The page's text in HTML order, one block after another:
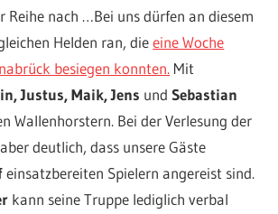
Reihe nach …Bei uns dürfen an diesem
Helden ran, dieeine Woche
besiegen konnten. Mit
Justus, Maik, Jens undSebastian
Wallenhorstern. Bei der Verlesung der
deutlich, dass unsere Gäste
einsatzbereiten Spielern angereist sind.
kann seine Truppe lediglich verbal